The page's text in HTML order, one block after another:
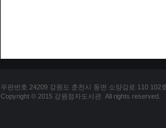
우편번호 24209 강원도 춘천시 동면 소양강로 110 102
Copyright © 2015 강원점자도서관. All rights reserved.